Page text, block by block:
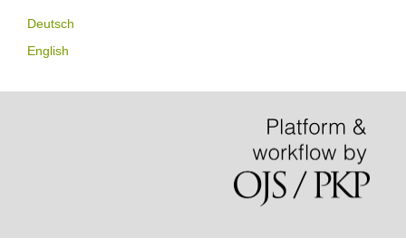
Deutsch
English